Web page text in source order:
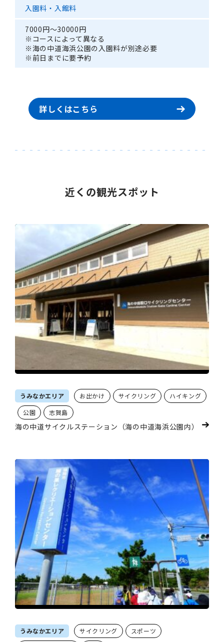
入園料・入館料
7000円～30000円
※コースによって異なる
※海の中道海浜公園の入園料が別途必要
※前日までに要予約
詳しくはこちら
近くの観光スポット
うみなかエリア お出かけ サイクリング
ハイキング
公園
志賀島
海の中道サイクルステーション（海の中道海浜公園内）
うみなかエリア サイクリング
スポーツ